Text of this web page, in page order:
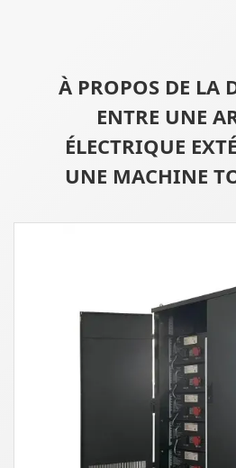
À PROPOS DE LA
ENTRE UNE
ÉLECTRIQUE
UNE MACHINE